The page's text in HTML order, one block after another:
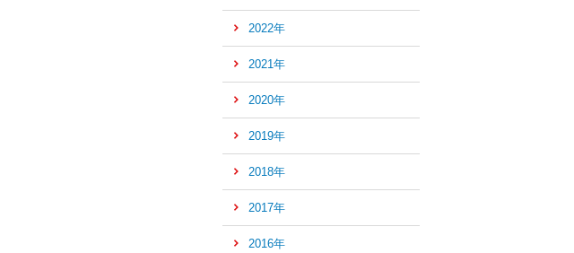
2022年
2021年
2020年
2019年
2018年
2017年
2016年